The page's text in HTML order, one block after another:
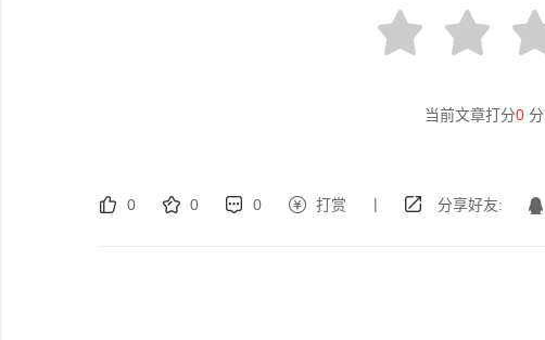
当前文章打分0
0 0 0 打赏 | 分享好友: